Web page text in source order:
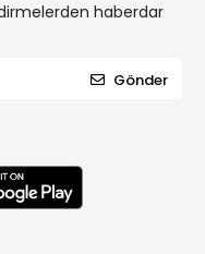
haberdar
Gönder